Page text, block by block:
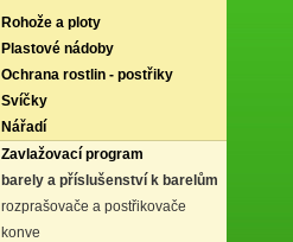
Rohože a ploty
Plastové nádoby
Ochrana rostlin - postřiky
Svíčky
Nářadí
Zavlažovací program
barely a příslušenství k barelům
rozprašovače a postřikovače
konve